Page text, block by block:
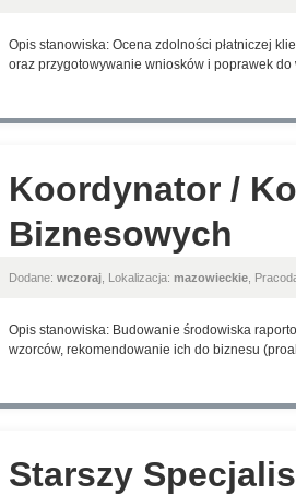
Opis stanowiska: Ocena zdolności płatniczej
oraz przygotowywanie wniosków i poprawek
Koordynator /
Biznesowych
Dodane: wczoraj , Lokalizacja: mazowieckie ,
Opis stanowiska: Budowanie środowiska
wzorców, rekomendowanie ich do biznesu
Starszy